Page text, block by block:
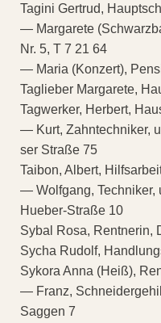
Tagini Gertrud,
— Margarete
Nr. 5, T 7 21 64
— Maria (Konzert),
Taglieber Margarete,
Tagwerker, Herbert,
— Kurt, Zahntechniker,
ser Straße 75
Taibon, Albert,
— Wolfgang, Techniker,
Hueber-Straße 10
Sybal Rosa, Rentnerin,
Sycha Rudolf,
Sykora Anna (Heiß),
— Franz,
Saggen 7